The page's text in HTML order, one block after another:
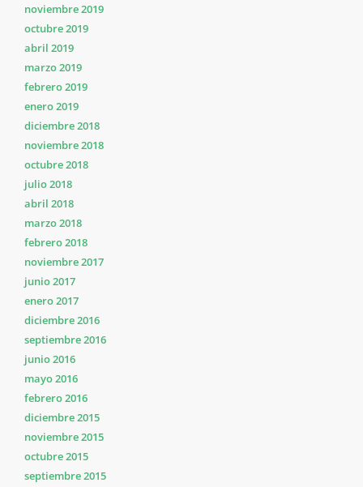
noviembre 2019
octubre 2019
abril 2019
marzo 2019
febrero 2019
enero 2019
diciembre 2018
noviembre 2018
octubre 2018
julio 2018
abril 2018
marzo 2018
febrero 2018
noviembre 2017
junio 2017
enero 2017
diciembre 2016
septiembre 2016
junio 2016
mayo 2016
febrero 2016
diciembre 2015
noviembre 2015
octubre 2015
septiembre 2015